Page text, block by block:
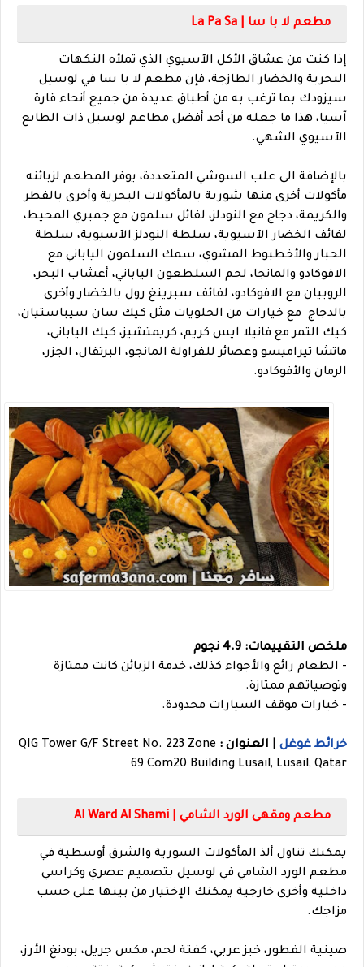
مطعم لا با سا | La Pa Sa
إذا كنت من عشاق الأكل الآسيوي الذي تملأه النكهات
البحرية والخضار الطازجة، فإن مطعم لا با سا في لوسيل
سيزودك بما ترغب به من أطباق عديدة من جميع أنحاء قارة
آسيا، هذا ما جعله من أحد أفضل مطاعم لوسيل ذات الطابع
الآسيوي الشهي.
بالإضافة الى علب السوشي المتعددة، يوفر المطعم لزبائنه
مأكولات أخرى منها شوربة بالمأكولات البحرية وأخرى بالفطر
والكريمة، دجاج مع النودلز، لفائل سلمون مع جمبري المحيط،
لفائف الخضار الآسيوية، سلطة النودلز الآسيوية، سلطة
الحبار والأخطبوط المشوي، سمك السلمون الياباني مع
الافوكادو والمانجا، لحم السلطعون الياباني، أعشاب البحر،
الروبيان مع الافوكادو، لفائف سبرينغ رول بالخضار وأخرى
بالدجاج مع خيارات من الحلويات مثل كيك سان سيباستيان،
كيك التمر مع فانيلا ايس كريم، كريمتشيز، كيك الياباني،
ماتشا تيراميسو وعصائر للفراولة المانجو، البرتقال، الجزر،
الرمان والأفوكادو.
ملخص التقييمات: 4.9 نجوم
- الطعام رائع والأجواء كذلك، خدمة الزبائن كانت ممتازة
وتوصياتهم ممتازة.
- خيارات موقف السيارات محدودة.
خرائط غوغل | العنوان : QIG Tower G/F Street No. 223 Zone
69 Com20 Building Lusail, Lusail, Qatar
مطعم ومقهى الورد الشامي | Al Ward Al Shami
يمكنك تناول ألذ المأكولات السورية والشرق أوسطية في
مطعم الورد الشامي في لوسيل بتصميم عصري وكراسي
داخلية وأخرى خارجية يمكنك الإختيار من بينها على حسب
مزاجك.
صينية الفطور، خبز عربي، كفتة لحم، مكس جريل، بودنغ الأرز،